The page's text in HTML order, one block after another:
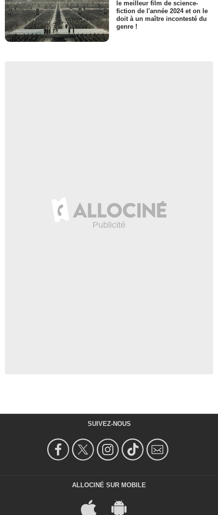
le meilleur film de science-
fiction de l'année 2024 et on le
doit à un maître incontesté du
genre !
SUIVEZ-NOUS
ALLOCINÉ SUR MOBILE